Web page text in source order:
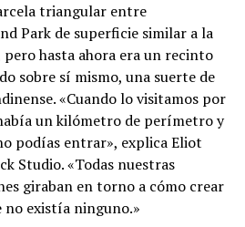
triangular entre
Park de superficie similar a la
hasta ahora era un recinto
sobre sí mismo, una suerte de
«Cuando lo visitamos por
un kilómetro de perímetro y
podías entrar», explica Eliot
Studio. «Todas nuestras
giraban en torno a cómo crear
no existía ninguno.»